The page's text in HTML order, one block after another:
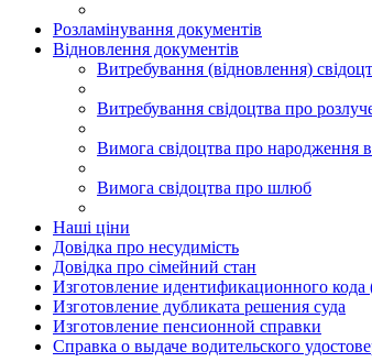
Розламінування документів
Відновлення документів
Витребування (відновлення)
Витребування свідоцтва про
Вимога свідоцтва про народження в
Вимога свідоцтва про шлюб
Наші ціни
Довідка про несудимість
Довідка про сімейний стан
Изготовление идентификационного
Изготовление дубликата решения суда
Изготовление пенсионной справки
Справка о выдаче водительского